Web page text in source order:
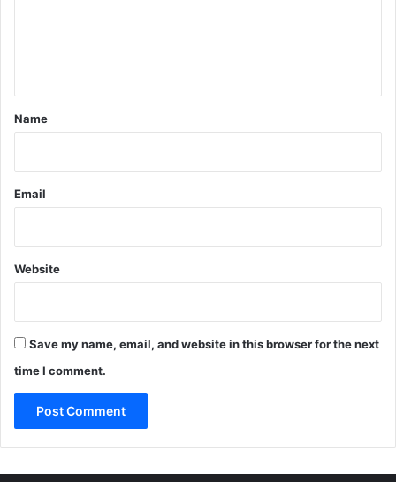
*
Name
Email
Website
Save my name, email, and website in this browser for the next
time I comment.